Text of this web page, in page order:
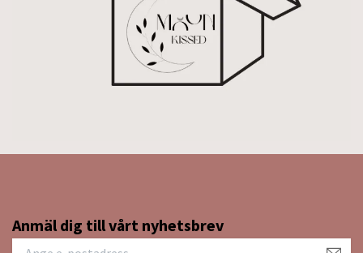
Anmäl dig till vårt nyhetsbrev